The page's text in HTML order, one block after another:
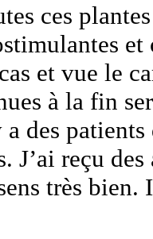
ces
et vue le
à la fin
des
J’ai reçu
très bien.